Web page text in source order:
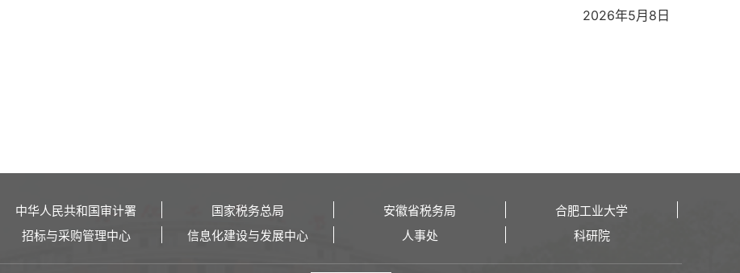
2026年5月 8 日
中华人民共和国审计署 国家税务总局 安徽省税务局
合肥工业大学
招标与采购管理中心 信息化建设与发展中心 人事处 科研院